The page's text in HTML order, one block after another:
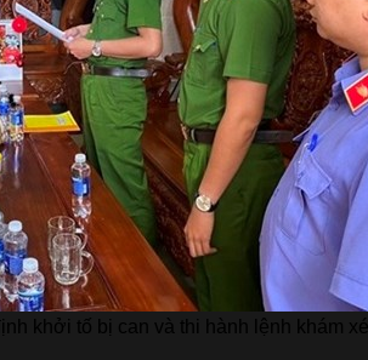
khởi tố bị can và thi hành lệnh khám